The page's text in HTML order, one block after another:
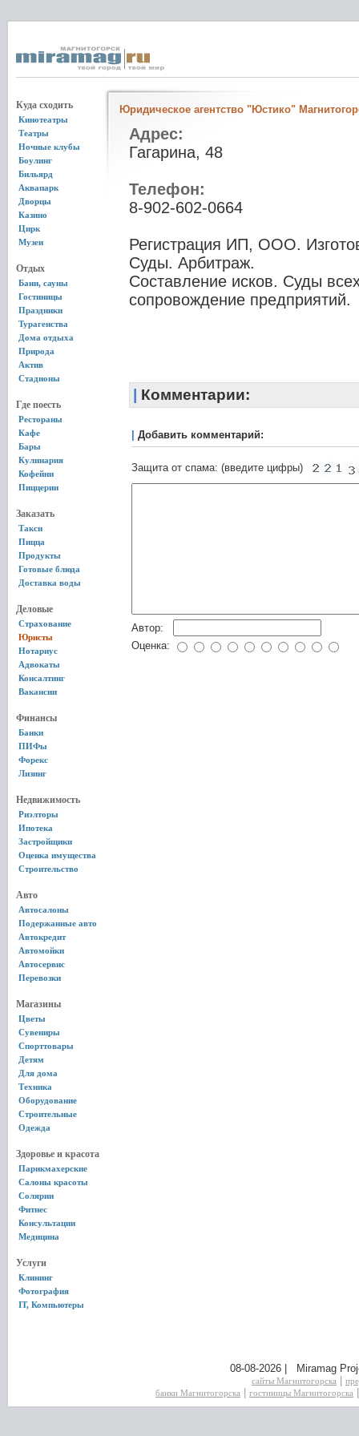
Куда сходить
Кинотеатры
Театры
Ночные клубы
Боулинг
Бильярд
Аквапарк
Дворцы
Казино
Цирк
Музеи
Отдых
Бани, сауны
Гостиницы
Праздники
Турагенства
Дома отдыха
Природа
Актив
Стадионы
Где поесть
Рестораны
Кафе
Бары
Кулинария
Кофейни
Пиццерии
Заказать
Такси
Пицца
Продукты
Готовые блюда
Доставка воды
Деловые
Страхование
Юристы
Нотариус
Адвокаты
Консалтинг
Вакансии
Финансы
Банки
ПИФы
Форекс
Лизинг
Недвижимость
Риэлторы
Ипотека
Застройщики
Оценка имущества
Строительство
Авто
Автосалоны
Подержанные авто
Автокредит
Автомойки
Автосервис
Перевозки
Магазины
Цветы
Сувениры
Спорттовары
Детям
Для дома
Техника
Оборудование
Строительные
Одежда
Здоровье и красота
Парикмахерские
Салоны красоты
Солярии
Фитнес
Консультации
Медицина
Услуги
Клининг
Фотография
IT, Компьютеры
Юридическое агентство "Юстико"
Адрес:
Гагарина, 48
Телефон:
8-902-602-0664
Регистрация ИП, ООО.
Суды. Арбитраж.
Составление исков. Суды
сопровождение предприятий.
Комментарии:
Добавить комментарий:
Защита от спама: (введите цифры)
Автор:
Оценка:
08-08-2026 | Miramag
сайты Магнитогорска
банки Магнитогорска
гостиницы Магнитогорска